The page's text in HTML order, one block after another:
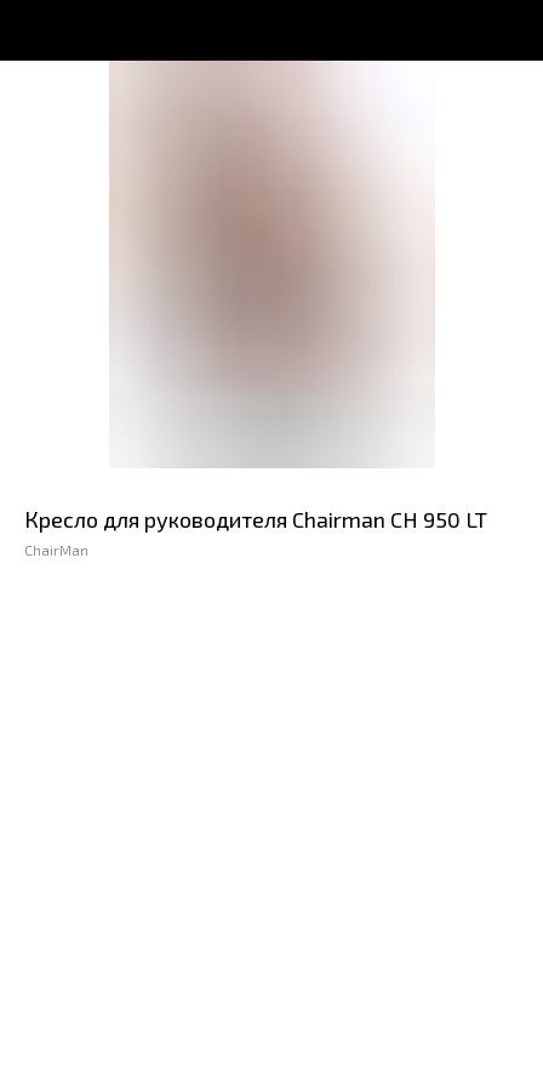
Кресло для руководителя Chairman CH 950 LT
ChairMan